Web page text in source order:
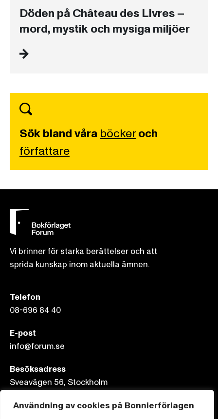
Användning av cookies på Bonnierförlagen
Döden på Château des Livres –
mord, mystik och mysiga miljöer
Sök bland våra böckeroch
författare
Vi brinner för starka berättelser och att
sprida kunskap inom aktuella ämnen.
Telefon
08-696 84 40
E-post
info@forum.se
Besöksadress
Sveavägen 56, Stockholm
Postadress